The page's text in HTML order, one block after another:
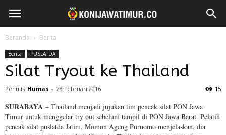
Beranda Berita
Berita PUSLATDA
Silat Tryout ke Thailand
Penulis Humas - 28 Februari 2016 15
SURABAYA – Thailand menjadi jujukan tim pencak silat PON Jawa
Timur untuk menggelar try out sebelum tampil di PON Jawa Barat. Pelatih
pencak silat puslatda Jatim, Momon Ageng Purnomo menjelaskan, dia